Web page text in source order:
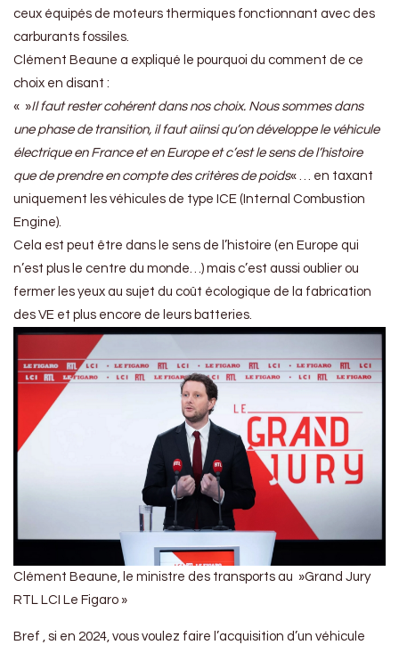
ceux équipés de moteurs thermiques fonctionnant avec des
carburants fossiles.
Clément Beaune a expliqué le pourquoi du comment de ce
choix en disant :
« »Il faut rester cohérent dans nos choix. Nous sommes dans
une phase de transition, il faut aiinsi qu’on développe le véhicule
électrique en France et en Europe et c’est le sens de l’histoire
que de prendre en compte des critères de poids« … en taxant
uniquement les véhicules de type ICE (Internal Combustion
Engine).
Cela est peut être dans le sens de l’histoire (en Europe qui
n’est plus le centre du monde…) mais c’est aussi oublier ou
fermer les yeux au sujet du coût écologique de la fabrication
des VE et plus encore de leurs batteries.
Clément Beaune, le ministre des transports au »Grand Jury
RTL LCI Le Figaro »
Bref , si en 2024, vous voulez faire l’acquisition d’un véhicule